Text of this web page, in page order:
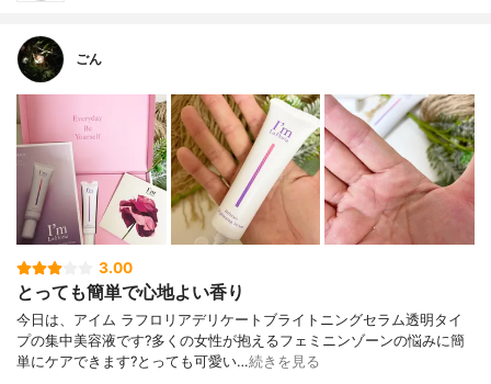
ごん
3.00
とっても簡単で心地よい香り
今日は、アイム ラフロリアデリケートブライトニングセラム透明タイ
プの集中美容液です?多くの女性が抱えるフェミニンゾーンの悩みに簡
単にケアできます?とっても可愛い…続きを見る